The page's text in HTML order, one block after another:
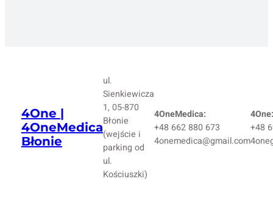
4One |
4OneMedica
Błonie
ul.
Sienkiewicza
1, 05-870
Błonie
(wejście i
parking od
ul.
Kościuszki)
4OneMedica:
+48 662 880 673
4onemedica@gmail.com
4One:
+48